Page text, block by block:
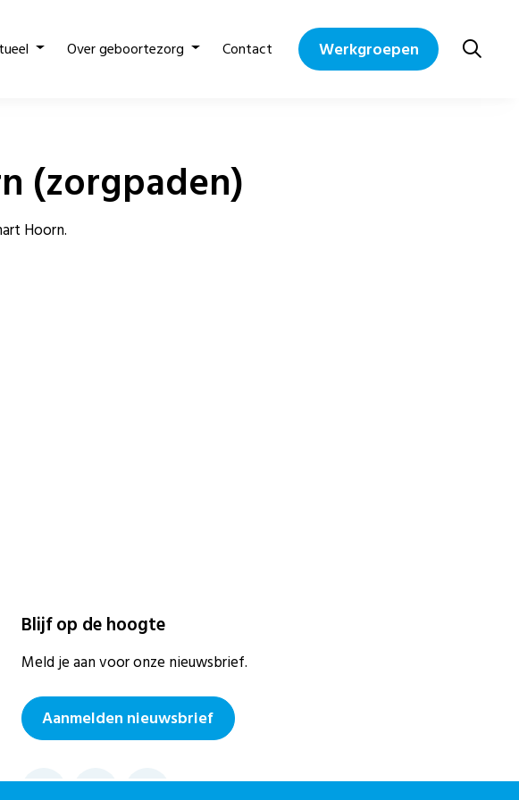
Over geboortezorg Contact Werkgroepen
(zorgpaden)
Hoorn.
Blijf op de hoogte
Meld je aan voor onze nieuwsbrief.
Aanmelden nieuwsbrief